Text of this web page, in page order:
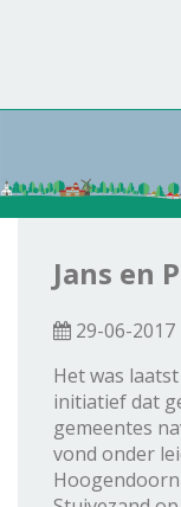
Jans en
29-06-2017
Het was
initiatief dat
gemeentes
vond onder